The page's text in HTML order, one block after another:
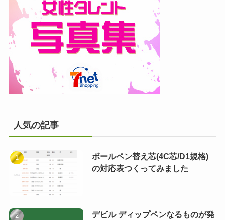
人気の記事
ボールペン替え芯(4C芯/D1規格)
の対応表つくってみました
デビル ディップペンなるものが発